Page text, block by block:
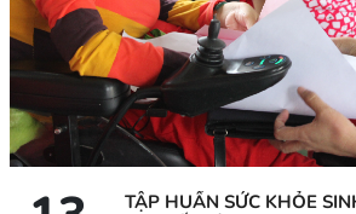
TẬP HUẤN SỨC KHỎE